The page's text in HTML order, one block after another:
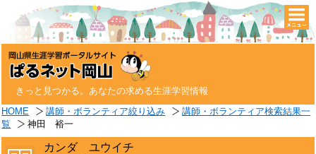
きっと見つかる。あなたの求める生涯学習情報
HOME 講師・ボランティア絞り込み
講師・ボランティア検索結果一
覧
神田 裕一
カンダ ユウイチ